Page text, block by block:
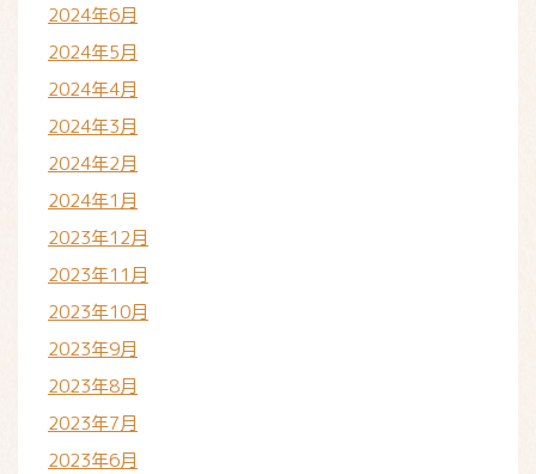
2024年6月
2024年5月
2024年4月
2024年3月
2024年2月
2024年1月
2023年12月
2023年11月
2023年10月
2023年9月
2023年8月
2023年7月
2023年6月